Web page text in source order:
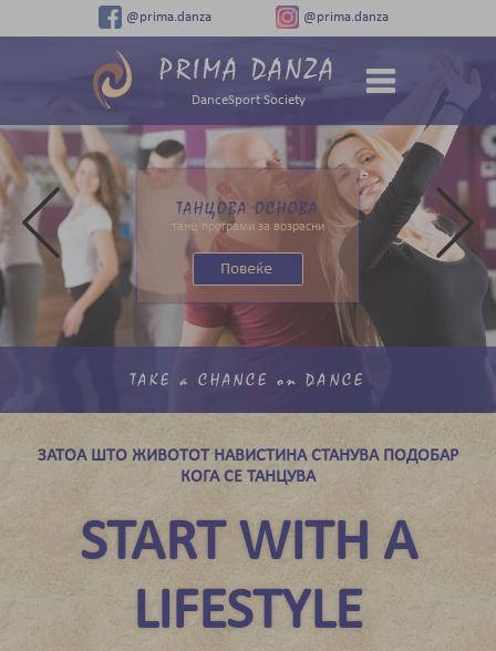
@prima.danza @prima.danza
ТАНЦОВА ОСНОВА
танц програми за возрасни
PRIMA DANZA
DanceSport Society
TAKE a CHANCE on DANCE
ЗАТОА ШТО ЖИВОТОТ НАВИСТИНА СТАНУВА ПОДОБАР
КОГА СЕ ТАНЦУВА
START WITH A
LIFESTYLE